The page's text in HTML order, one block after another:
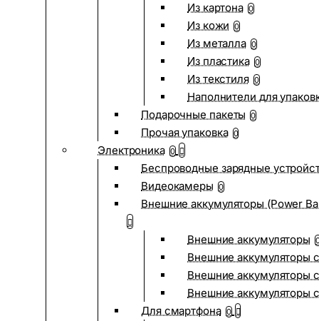
Из картона 0
Из кожи 0
Из металла 0
Из пластика 0
Из текстиля 0
Наполнители для
Подарочные пакеты 0
Прочая упаковка 0
Электроника 0
Беспроводные зарядные
Видеокамеры 0
Внешние аккумуляторы (Power
Внешние аккумуляторы
Внешние аккумуляторы
Внешние аккумуляторы
Внешние аккумуляторы
Для смартфона 0